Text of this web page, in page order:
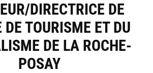
DIRECTRICE DE
DE TOURISME ET DU
DE LA ROCHE-
POSAY